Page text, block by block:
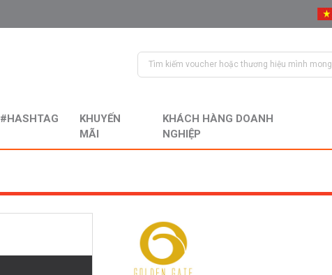
#HASHTAG
KHUYẾN
MÃI
KHÁCH HÀNG DOANH
NGHIỆP